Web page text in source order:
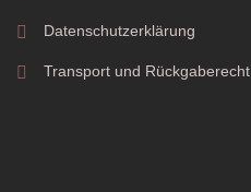
Datenschutzerklärung
Transport und Rückgaberecht